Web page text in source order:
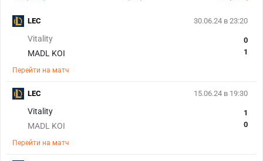
30.06.24 в 23:20
Vitality
MADL KOI
0
1
Перейти на матч
LEC
15.06.24 в 19:30
Vitality
MADL KOI
1
0
Перейти на матч
LEC